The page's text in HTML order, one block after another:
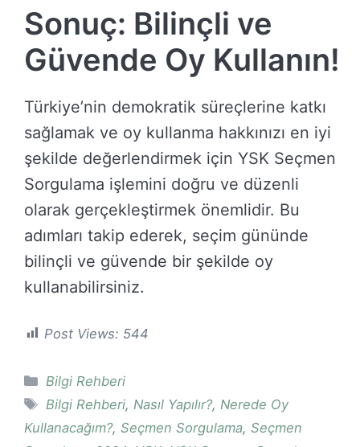
Sonuç: Bilinçli ve
Güvende Oy Kullanın!
Türkiye’nin demokratik süreçlerine katkı
sağlamak ve oy kullanma hakkınızı en iyi
şekilde değerlendirmek için YSK Seçmen
Sorgulama işlemini doğru ve düzenli
olarak gerçekleştirmek önemlidir. Bu
adımları takip ederek, seçim gününde
bilinçli ve güvende bir şekilde oy
kullanabilirsiniz.
Post Views: 544
Kategoriler
Bilgi Rehberi
Etiketler
Bilgi Rehberi, Nasıl Yapılır?, Nerede Oy
Kullanacağım?, Seçmen Sorgulama, Seçmen